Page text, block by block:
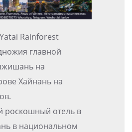
Rainforest
главной
на
Хайнань на
роскошный отель в
в национальном